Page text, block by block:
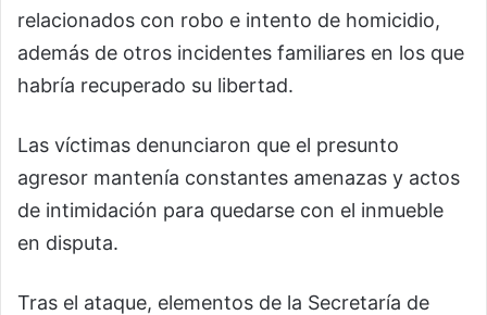
relacionados con robo e intento de homicidio,
además de otros incidentes familiares en los que
habría recuperado su libertad.
Las víctimas denunciaron que el presunto
agresor mantenía constantes amenazas y actos
de intimidación para quedarse con el inmueble
en disputa.
Tras el ataque, elementos de la Secretaría de